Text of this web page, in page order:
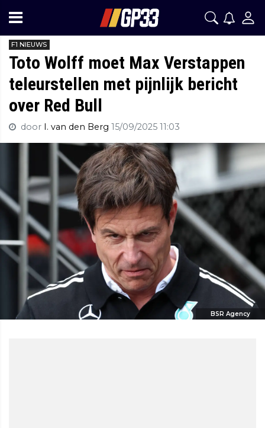
F1 NIEUWS
Toto Wolff moet Max Verstappen
teleurstellen met pijnlijk bericht
over Red Bull
door I. van den Berg 15/09/2025 11:03
BSR Agency